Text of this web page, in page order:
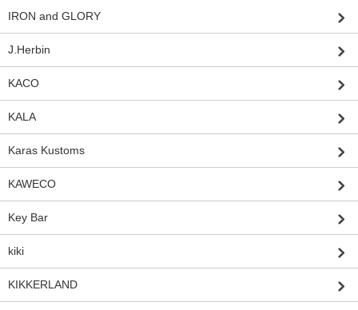
IRON and GLORY
J.Herbin
KACO
KALA
Karas Kustoms
KAWECO
Key Bar
kiki
KIKKERLAND